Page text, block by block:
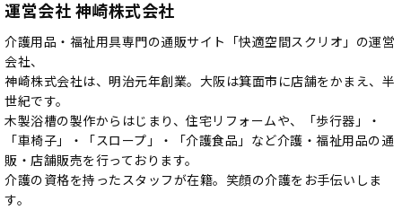
運営会社 神崎株式会社
介護用品・福祉用具専門の通販サイト「快適空間スクリオ」の運営
会社、
神崎株式会社は、明治元年創業。大阪は箕面市に店舗をかまえ、半
世紀です。
木製浴槽の製作からはじまり、住宅リフォームや、「歩行器」・
「車椅子」・「スロープ」・「介護食品」など介護・福祉用品の通
販・店舗販売を行っております。
介護の資格を持ったスタッフが在籍。笑顔の介護をお手伝いしま
す。